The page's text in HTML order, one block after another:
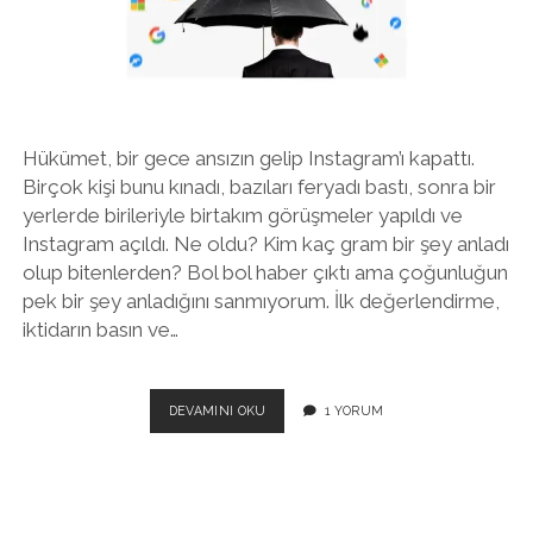
twitterfacebookinstagram
Hükümet, bir gece ansızın gelip Instagram’ı kapattı.
Birçok kişi bunu kınadı, bazıları feryadı bastı, sonra bir
yerlerde birileriyle birtakım görüşmeler yapıldı ve
Instagram açıldı. Ne oldu? Kim kaç gram bir şey anladı
olup bitenlerden? Bol bol haber çıktı ama çoğunluğun
pek bir şey anladığını sanmıyorum. İlk değerlendirme,
iktidarın basın ve…
DEVAMINI OKU INSTAGRAM
BAHANE:
1 YORUM